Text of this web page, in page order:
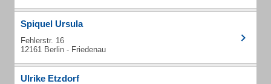
Spiquel Ursula
Fehlerstr. 16
12161 Berlin - Friedenau
Ulrike Etzdorf